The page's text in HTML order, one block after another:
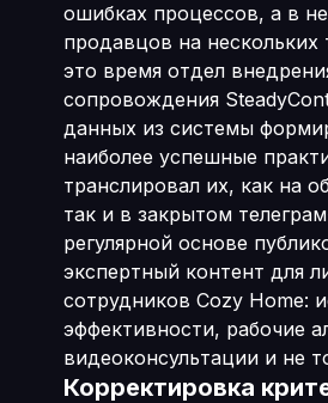
ошибках процессов, а в
продавцов на нескольких
это время отдел
сопровождения
данных из системы
наиболее успешные
транслировал их, как на
так и в закрытом
регулярной основе
экспертный контент для
сотрудников Cozy Home:
эффективности, рабочие
видеоконсультации и не
Корректировка